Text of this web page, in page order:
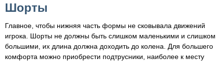
Шорты
Главное, чтобы нижняя часть формы не сковывала движений
игрока. Шорты не должны быть слишком маленькими и слишком
большими, их длина должна доходить до колена. Для большего
комфорта можно приобрести подтрусники, наиболее к месту